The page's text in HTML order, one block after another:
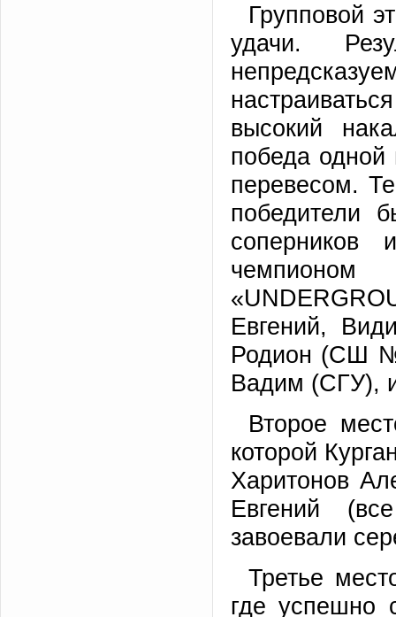
Групповой
удачи.
высокий
победа
перевесом.
победители
Евгений,
Родион (СШ
Вадим (СГУ),
Второе
которой
Харитонов
Евгений
завоевали
Третье
где успешно